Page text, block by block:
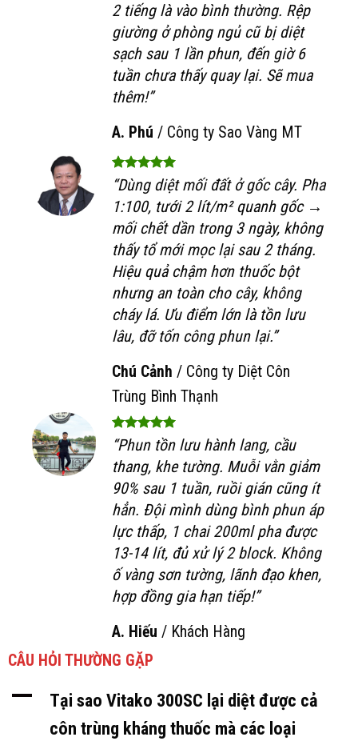
2 tiếng là vào bình thường. Rệp
giường ở phòng ngủ cũ bị diệt
sạch sau 1 lần phun, đến giờ 6
tuần chưa thấy quay lại. Sẽ mua
thêm!”
A. Phú / Công ty Sao Vàng MT
“Dùng diệt mối đất ở gốc cây. Pha
1:100, tưới 2 lít/m² quanh gốc →
mối chết dần trong 3 ngày, không
thấy tổ mới mọc lại sau 2 tháng.
Hiệu quả chậm hơn thuốc bột
nhưng an toàn cho cây, không
cháy lá. Ưu điểm lớn là tồn lưu
lâu, đỡ tốn công phun lại.”
Chú Cảnh / Công ty Diệt Côn
Trùng Bình Thạnh
“Phun tồn lưu hành lang, cầu
thang, khe tường. Muỗi vằn giảm
90% sau 1 tuần, ruồi gián cũng ít
hẳn. Đội mình dùng bình phun áp
lực thấp, 1 chai 200ml pha được
13-14 lít, đủ xử lý 2 block. Không
ố vàng sơn tường, lãnh đạo khen,
hợp đồng gia hạn tiếp!”
A. Hiếu / Khách Hàng
CÂU HỎI THƯỜNG GẶP
A
Tại sao Vitako 300SC lại diệt được cả
côn trùng kháng thuốc mà các loại